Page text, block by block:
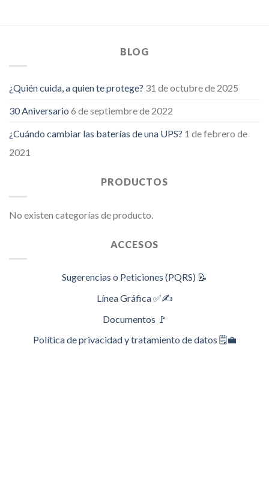
BLOG
¿Quién cuida, a quien te protege? 31 de octubre de 2025
30 Aniversario 6 de septiembre de 2022
¿Cuándo cambiar las baterías de una UPS? 1 de febrero de
2021
PRODUCTOS
No existen categorías de producto.
ACCESOS
Sugerencias o Peticiones (PQRS) 📝
Línea Gráfica ✅✍️
Documentos 🚩
Política de privacidad y tratamiento de datos 🗒️💼